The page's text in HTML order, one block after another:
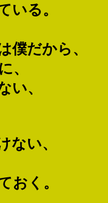
いる。
僕だから、
、
い、
ない、
おく。